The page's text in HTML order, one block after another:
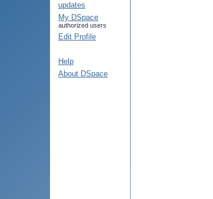
updates
My DSpace
authorized users
Edit Profile
Help
About DSpace